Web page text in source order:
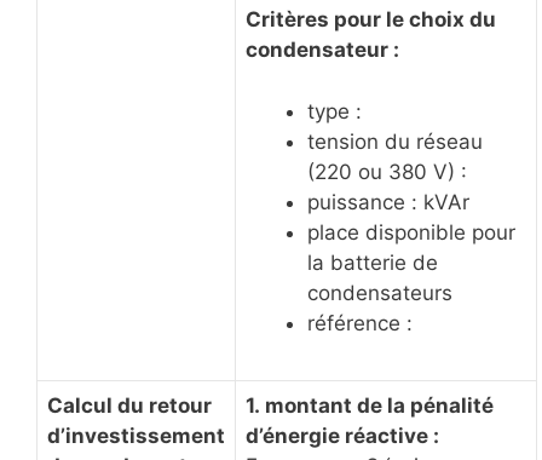
Critères pour le choix du
condensateur :
type :
tension du réseau
(220 ou 380 V) :
puissance : kVAr
place disponible pour
la batterie de
condensateurs
référence :
Calcul du retour
d’investissement
1. montant de la pénalité
d’énergie réactive :